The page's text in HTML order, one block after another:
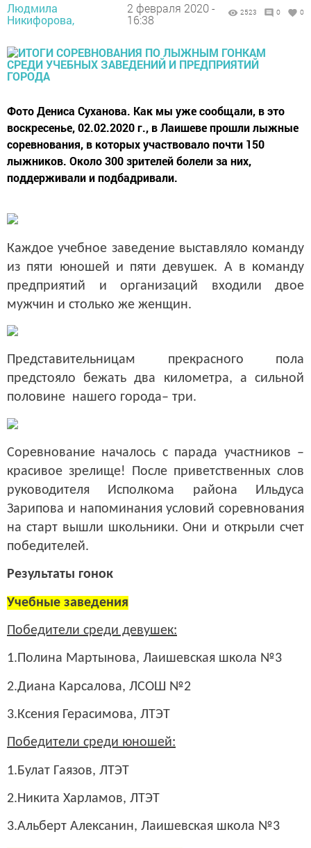
Людмила
Никифорова,
2 февраля 2020 -
16:38
2523 0 0
Фото Дениса Суханова. Как мы уже сообщали, в это
воскресенье, 02.02.2020 г., в Лаишеве прошли лыжные
соревнования, в которых участвовало почти 150
лыжников. Около 300 зрителей болели за них,
поддерживали и подбадривали.
Каждое учебное заведение выставляло команду
из пяти юношей и пяти девушек. А в команду
предприятий и организаций входили двое
мужчин и столько же женщин.
Представительницам прекрасного пола
предстояло бежать два километра, а сильной
половине нашего города– три.
Соревнование началось с парада участников –
красивое зрелище! После приветственных слов
руководителя Исполкома района Ильдуса
Зарипова и напоминания условий соревнования
на старт вышли школьники. Они и открыли счет
победителей.
Результаты гонок
Учебные заведения
Победители среди девушек:
1.Полина Мартынова, Лаишевская школа №3
2.Диана Карсалова, ЛСОШ №2
3.Ксения Герасимова, ЛТЭТ
Победители среди юношей:
1.Булат Гаязов, ЛТЭТ
2.Никита Харламов, ЛТЭТ
3.Альберт Алексанин, Лаишевская школа №3